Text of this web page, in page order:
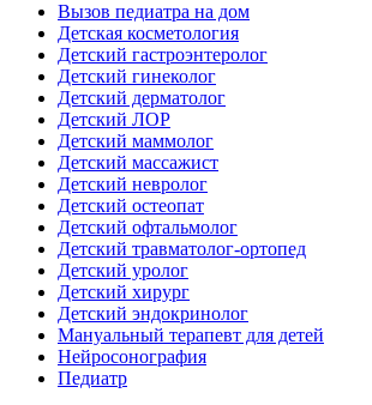
Вызов педиатра на дом
Детская косметология
Детский гастроэнтеролог
Детский гинеколог
Детский дерматолог
Детский ЛОР
Детский маммолог
Детский массажист
Детский невролог
Детский остеопат
Детский офтальмолог
Детский травматолог-ортопед
Детский уролог
Детский хирург
Детский эндокринолог
Мануальный терапевт для детей
Нейросонография
Педиатр